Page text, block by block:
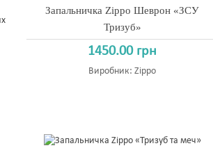
Запальничка Zippo Шеврон «ЗСУ
Тризуб»
1450.00 грн
Виробник:Zippo